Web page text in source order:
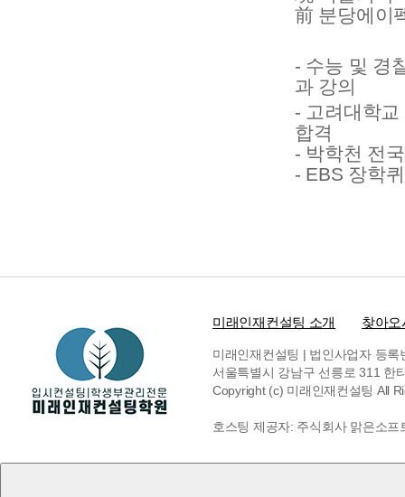
前 분당에이
- 수능 및 경
과 강의
- 고려대학
합격
- 박학천 전
- EBS 장학
미래인재컨설팅 소개 찾아
미래인재컨설팅 | 법인사업자 등
서울특별시 강남구 선릉로 311 한
Copyright (c) 미래인재컨설팅 All
호스팅 제공자: 주식회사 맑은소